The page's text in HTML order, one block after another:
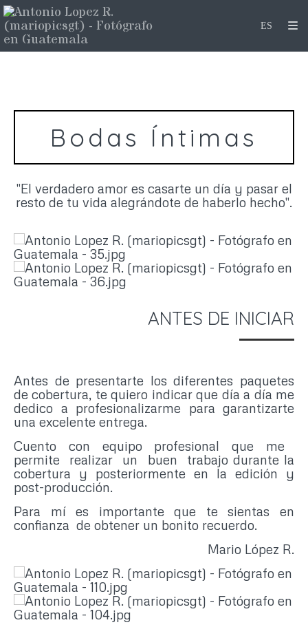
Bodas Íntimas
"El verdadero amor es casarte un día y pasar el
resto de tu vida alegrándote de haberlo hecho".
ANTES DE INICIAR
Antes de presentarte los diferentes paquetes
de cobertura, te quiero indicar que día a día me
dedico a profesionalizarme para garantizarte
una excelente entrega.
Cuento con equipo profesional que me
permite realizar un buen trabajo durante la
cobertura y posteriormente en la edición y
post-producción.
Para mí es importante que te sientas en
confianza de obtener un bonito recuerdo.
Mario López R.